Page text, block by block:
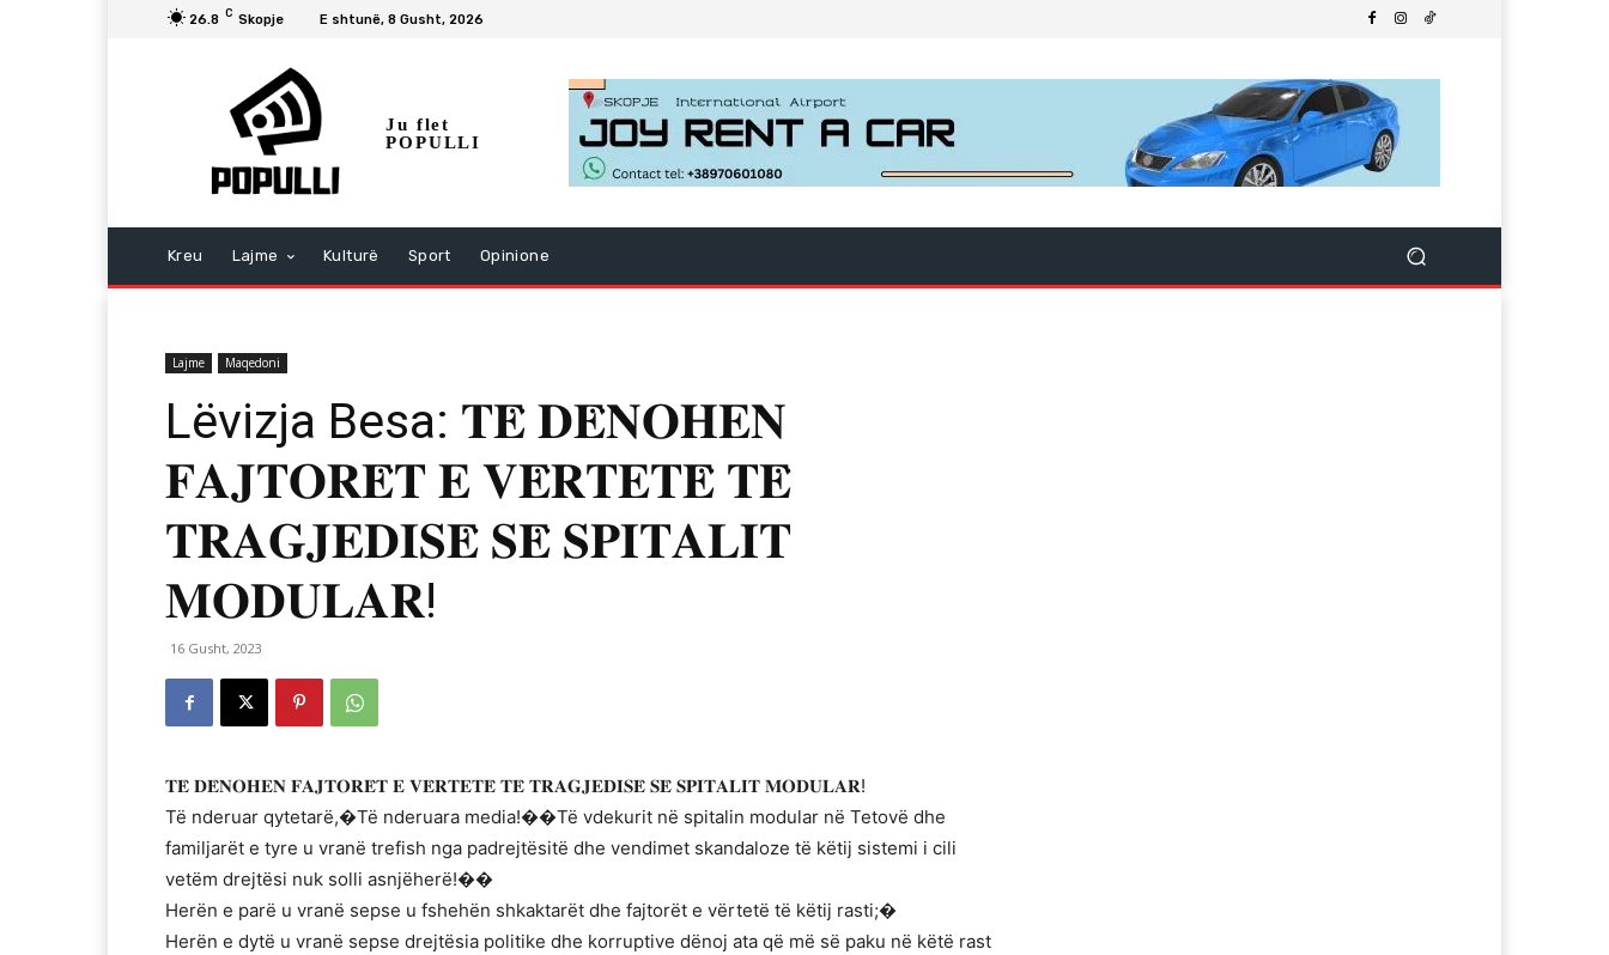
26.8 C Skopje E shtunë, 8 Gusht, 2026
Ju flet
POPULLI
Kreu Lajme Kulturë Sport Opinione
Lajme Maqedoni
Lëvizja Besa: 𝐓𝐄̈ 𝐃𝐄̈𝐍𝐎𝐇𝐄𝐍
𝐅𝐀𝐉𝐓𝐎𝐑𝐄̈𝐓 𝐄 𝐕𝐄̈𝐑𝐓𝐄𝐓𝐄̈ 𝐓𝐄̈
𝐓𝐑𝐀𝐆𝐉𝐄𝐃𝐈𝐒𝐄̈ 𝐒𝐄̈ 𝐒𝐏𝐈𝐓𝐀𝐋𝐈𝐓
𝐌𝐎𝐃𝐔𝐋𝐀𝐑!
16 Gusht, 2023
𝐓𝐄̈ 𝐃𝐄̈𝐍𝐎𝐇𝐄𝐍 𝐅𝐀𝐉𝐓𝐎𝐑𝐄̈𝐓 𝐄 𝐕𝐄̈𝐑𝐓𝐄𝐓𝐄̈ 𝐓𝐄̈ 𝐓𝐑𝐀𝐆𝐉𝐄𝐃𝐈𝐒𝐄̈ 𝐒𝐄̈ 𝐒𝐏𝐈𝐓𝐀𝐋𝐈𝐓 𝐌𝐎𝐃𝐔𝐋𝐀𝐑!
Të nderuar qytetarë,�Të nderuara media!��Të vdekurit në spitalin modular në Tetovë dhe
familjarët e tyre u vranë trefish nga padrejtësitë dhe vendimet skandaloze të këtij sistemi i cili
vetëm drejtësi nuk solli asnjëherë!��
Herën e parë u vranë sepse u fshehën shkaktarët dhe fajtorët e vërtetë të këtij rasti;�
Herën e dytë u vranë sepse drejtësia politike dhe korruptive dënoj ata që më së paku në këtë rast